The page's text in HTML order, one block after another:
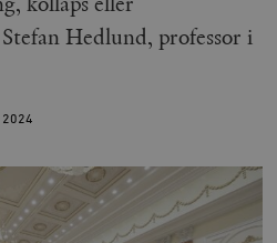
Hedlund, professor i
2024